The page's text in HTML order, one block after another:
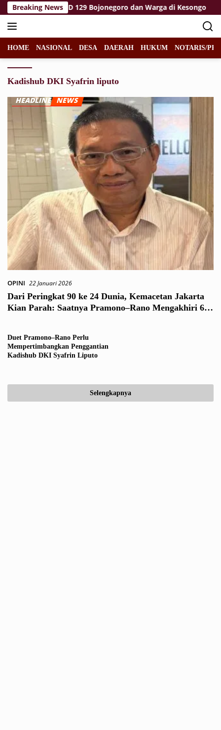
Langsung
ke
konten
Breaking News
Satgas TMMD 129 Bojonegoro dan Warga di Kesongo
HOME NASIONAL DESA DAERAH HUKUM NOTARIS/
Kadishub DKI Syafrin liputo
OPINI 22 Januari 2026
Dari Peringkat 90 ke 24 Dunia, Kemacetan Jakarta
Kian Parah: Saatnya Pramono–Rano Mengakhiri 6,5
Duet Pramono–Rano Perlu
Mempertimbangkan Penggantian
Kadishub DKI Syafrin Liputo
Selengkapnya